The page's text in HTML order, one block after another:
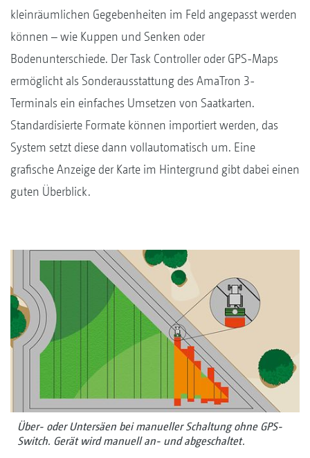
kleinräumlichen Gegebenheiten im Feld angepasst werden
können – wie Kuppen und Senken oder
Bodenunterschiede. Der Task Controller oder GPS-Maps
ermöglicht als Sonderausstattung des AmaTron 3-
Terminals ein einfaches Umsetzen von Saatkarten.
Standardisierte Formate können importiert werden, das
System setzt diese dann vollautomatisch um. Eine
grafische Anzeige der Karte im Hintergrund gibt dabei einen
guten Überblick.
Über- oder Untersäen bei manueller Schaltung ohne GPS-
Switch. Gerät wird manuell an- und abgeschaltet.